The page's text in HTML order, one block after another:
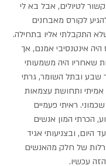
לטיולים, אבל בא לי
לקורס מאבחנים
התקבלתי אליו בתחילה.
היה אינטנסיבי אמנם, אך
שאחריו היה משמעותי
שבע ובתל השומר, גרתי
אמיתי ותחושת עצמאות
ראיתי פעמיים
הכרתי המון אנשים
היום, ובצניעותי אגיד
של חלק מהאנשים
עכשיו.